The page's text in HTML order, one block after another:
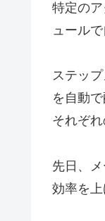
特定の
ュール
ステッ
を自動
それぞ
先日、
効率を上